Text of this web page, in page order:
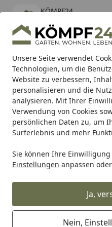
Unsere Seite verwendet
Technologien, um die
Website zu verbessern,
personalisieren und die
analysieren. Mit Ihrer
Verwendung von Cookies
persönlichen Daten zu, um
Surferlebnis und mehr
Sie können Ihre
Einstellungen anpassen
Ja,
Nein,
KÖMPF24
kostenlos - Im App Store
Alle Produkte
Mein Konto
Suchen
Karibu Pools inkl.
Starterset
Startseite
Shad Gepäck SHAD
SHAD Tank Click